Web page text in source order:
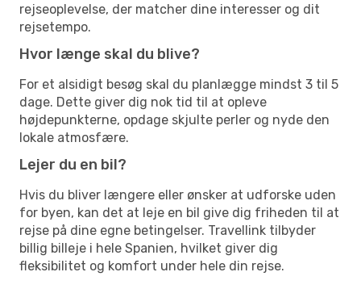
rejseoplevelse, der matcher dine interesser og dit
rejsetempo.
Hvor længe skal du blive?
For et alsidigt besøg skal du planlægge mindst 3 til 5
dage. Dette giver dig nok tid til at opleve
højdepunkterne, opdage skjulte perler og nyde den
lokale atmosfære.
Lejer du en bil?
Hvis du bliver længere eller ønsker at udforske uden
for byen, kan det at leje en bil give dig friheden til at
rejse på dine egne betingelser. Travellink tilbyder
billig billeje i hele Spanien, hvilket giver dig
fleksibilitet og komfort under hele din rejse.